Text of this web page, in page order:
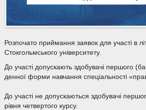
Розпочато приймання заявок для участі в
Стокгольмського університету.
До участі допускають здобувачі першого
денної форми навчання спеціальності
До участі не допускаються здобувачі
рівня четвертого курсу.